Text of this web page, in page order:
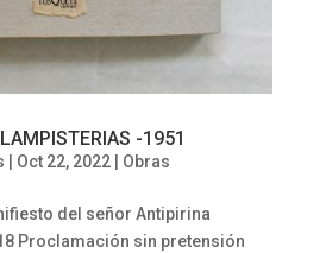
-1951
Oct 22, 2022| Obras
del señor Antipirina
Proclamación sin pretensión